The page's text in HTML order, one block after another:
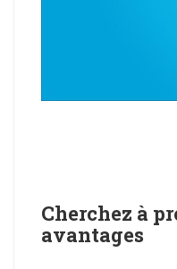
Cherchez à
avantages